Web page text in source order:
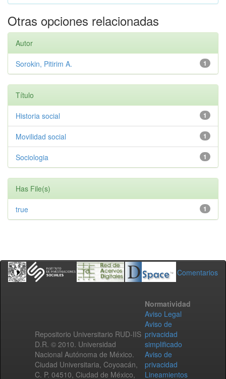
Otras opciones relacionadas
Autor
1
Sorokin, Pitirim A.
Título
1
Historia social
1
Movilidad social
1
Sociologia
Has File(s)
1
true
Comentarios
Repositorio Universitario RUD-IIS
D.R. © 2010. Universidad
Nacional Autónoma de México.
Ciudad Universitaria, Coyoacán,
C. P. 04510, Ciudad de México,
Normatividad
Aviso Legal
Aviso de
privacidad
simplificado
Aviso de
privacidad
Lineamientos